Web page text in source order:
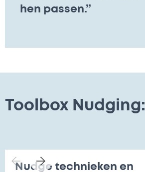
hen passen.”
Toolbox Nudging:
Nudge technieken en